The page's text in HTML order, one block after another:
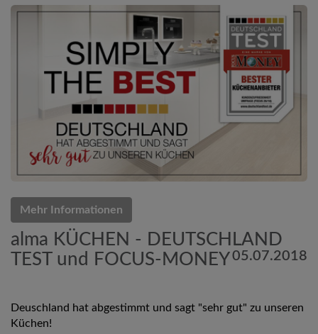
Mehr Informationen
alma KÜCHEN - DEUTSCHLAND
TEST und FOCUS-MONEY05.07.2018
Deuschland hat abgestimmt und sagt "sehr gut" zu unseren
Küchen!